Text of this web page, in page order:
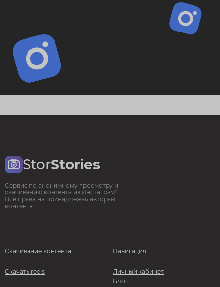
StorStories
Сервис по анонимному просмотру и
скачиванию контента из Инстаграм*.
Все права на принадлежаь авторам
контента.
Скачивание контента
Скачать reels
Навигация
Личный кабинет
Блог